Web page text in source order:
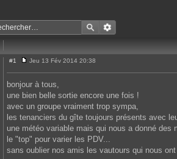
#1
e
s
a
e
Jeu 13 Fév 2014 20:38
bonjour à tous,
une bien belle sortie encore une fois !
avec un groupe vraiment trop sympa,
les tenanciers du gîte toujours présents avec
une météo variable mais qui nous a donné
le "top" pour varier les PDV...
sans oublier nos amis les vautours qui nous